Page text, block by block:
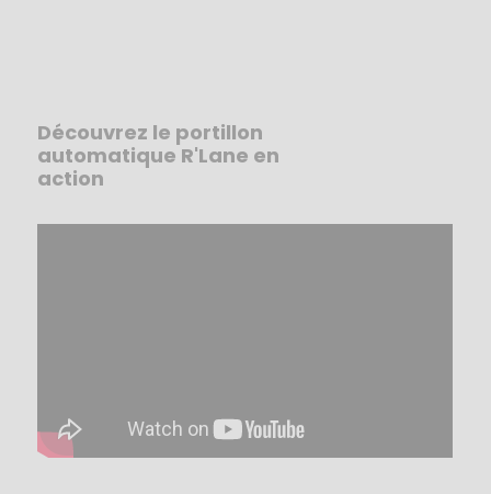
Découvrez le portillon
automatique R'Lane en
action